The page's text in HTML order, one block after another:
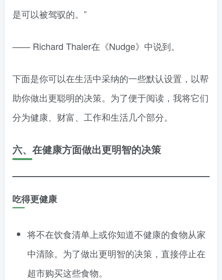
是可以被驾驭的。”
—— Richard Thaler在《Nudge》中说到。
下面是你可以在生活中采纳的一些默认设置，以帮
助你做出更聪明的决策。为了便于阅读，我将它们
分为健康、财富、工作和生活几个部分。
六、在健康方面做出更明智的决策
吃得更健康
将不在饮食清单上或你知道不健康的食物从家
中清除。为了做出更明智的决策，直接停止在
超市购买这些食物。